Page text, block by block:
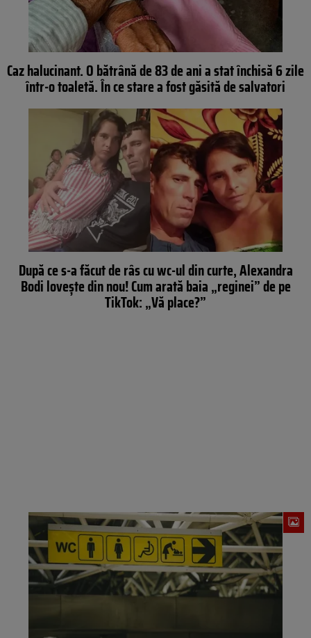
Caz halucinant. O bătrână de 83 de ani a stat închisă 6 zile
într-o toaletă. În ce stare a fost găsită de salvatori
După ce s-a făcut de râs cu wc-ul din curte, Alexandra
Bodi lovește din nou! Cum arată baia „reginei” de pe
TikTok: „Vă place?”